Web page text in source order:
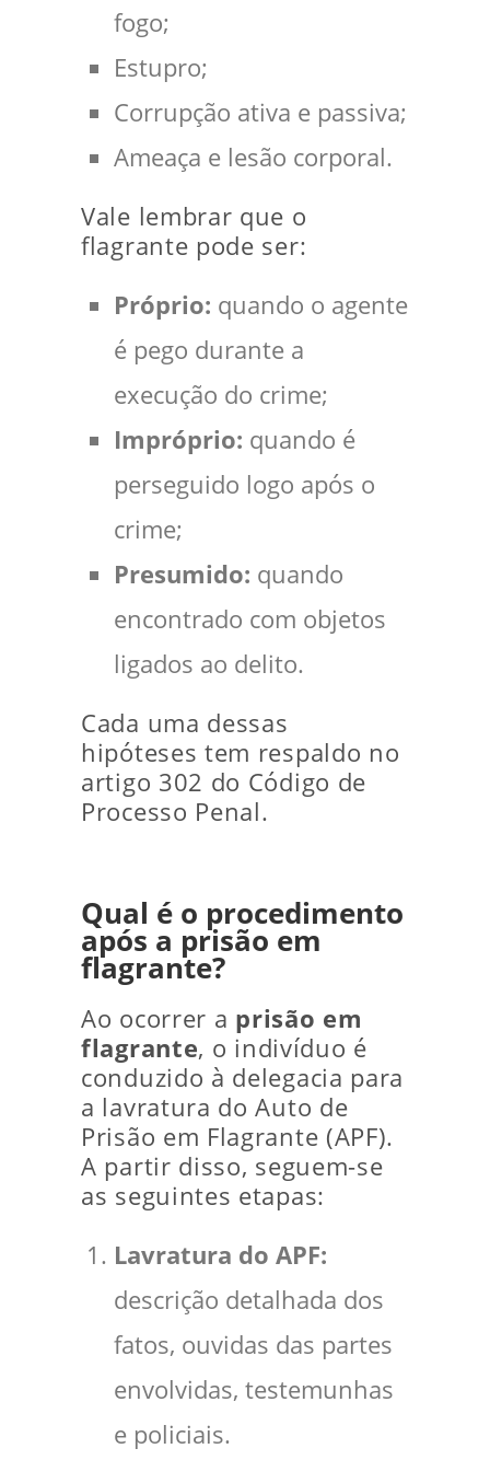
fogo;
Estupro;
Corrupção ativa e passiva;
Ameaça e lesão corporal.
Vale lembrar que o
flagrante pode ser:
Próprio: quando o agente
é pego durante a
execução do crime;
Impróprio: quando é
perseguido logo após o
crime;
Presumido: quando
encontrado com objetos
ligados ao delito.
Cada uma dessas
hipóteses tem respaldo no
artigo 302 do Código de
Processo Penal.
Qual é o procedimento
após a prisão em
flagrante?
Ao ocorrer a prisão em
flagrante, o indivíduo é
conduzido à delegacia para
a lavratura do Auto de
Prisão em Flagrante (APF).
A partir disso, seguem-se
as seguintes etapas:
Lavratura do APF:
descrição detalhada dos
fatos, ouvidas das partes
envolvidas, testemunhas
e policiais.